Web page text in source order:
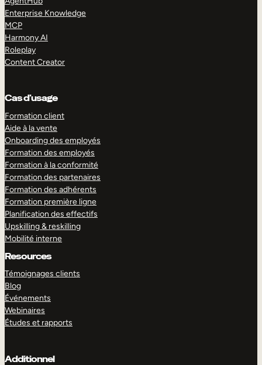
Enterprise Knowledge
MCP
Harmony AI
Roleplay
Content Creator
Cas d’usage
Formation client
Aide à la vente
Onboarding des employés
Formation des employés
Formation à la conformité
Formation des partenaires
Formation des adhérents
Formation première ligne
Planification des effectifs
Upskilling & reskilling
Mobilité interne
Resources
Témoignages clients
Blog
Événements
Webinaires
Études et rapports
Additionnel